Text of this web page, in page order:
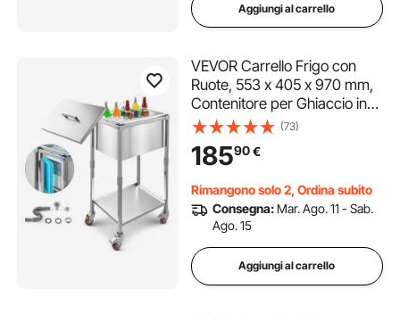
Aggiungi al carrello
VEVOR Carrello Frigo con
Ruote, 553 x 405 x 970 mm,
Contenitore per Ghiaccio in
Acciaio Inox su Ruote,
Carrello Frigo da Esterno da
31 Litri con Ripiano, per Patio,
(73)
18590€
Rimangono solo 2, Ordina subito
Consegna: Mar. Ago. 11 - Sab.
Ago. 15
Aggiungi al carrello